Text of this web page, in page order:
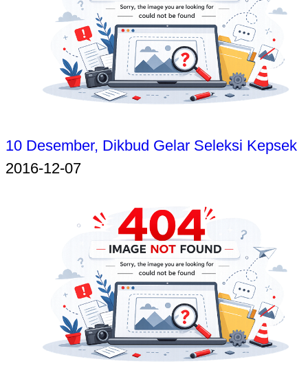
10 Desember, Dikbud Gelar Seleksi Kepsek
2016-12-07